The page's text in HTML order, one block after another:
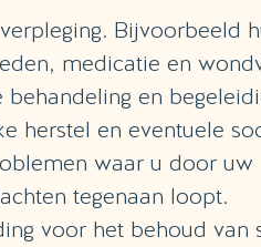
Bijvoorbeeld
medicatie en
behandeling en
herstel en eventuele
waar u door uw
tegenaan loopt.
voor het behoud van